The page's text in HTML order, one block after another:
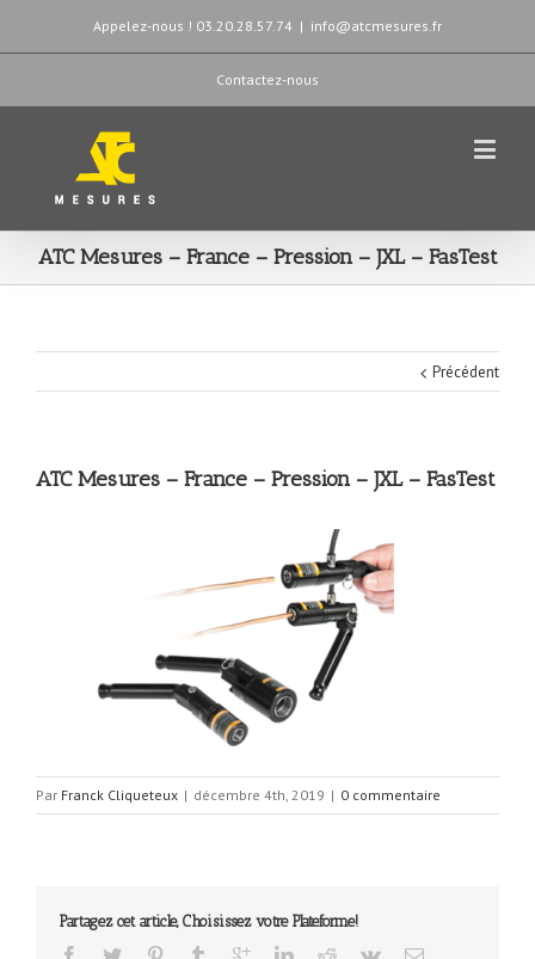
Appelez-nous ! 03.20.28.57.74 | info@atcmesures.fr
Contactez-nous
ATC Mesures – France – Pression – JXL – FasTest
Précédent
ATC Mesures – France – Pression – JXL – FasTest
Par Franck Cliqueteux | décembre 4th, 2019 | 0 commentaire
Partagez cet article, Choisissez votre Plateforme!